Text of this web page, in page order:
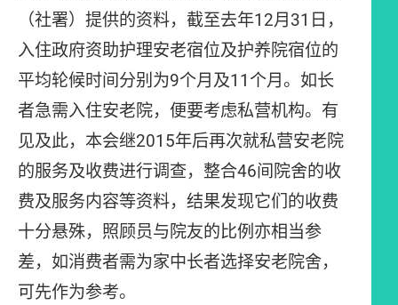
（社署）提供的资料，截至去年12月31日，
入住政府资助护理安老宿位及护养院宿位的
平均轮候时间分别为9个月及11个月。如长
者急需入住安老院，便要考虑私营机构。有
见及此，本会继2015年后再次就私营安老院
的服务及收费进行调查，整合46间院舍的收
费及服务内容等资料，结果发现它们的收费
十分悬殊，照顾员与院友的比例亦相当参
差，如消费者需为家中长者选择安老院舍，
可先作为参考。